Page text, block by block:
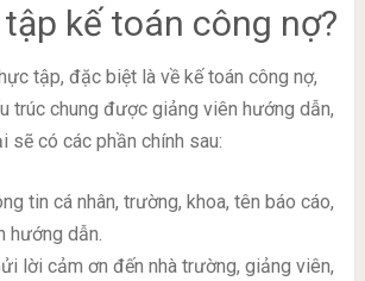
kế toán công nợ?
tập, đặc biệt là về kế toán công nợ,
trúc chung được giảng viên hướng dẫn,
sẽ có các phần chính sau:
tin cá nhân, trường, khoa, tên báo cáo,
hướng dẫn.
lời cảm ơn đến nhà trường, giảng viên,